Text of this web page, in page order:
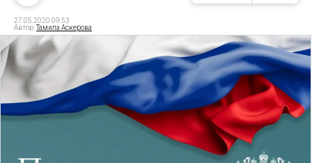
27.05.2020 09:53
Автор:Тамила Аскерова